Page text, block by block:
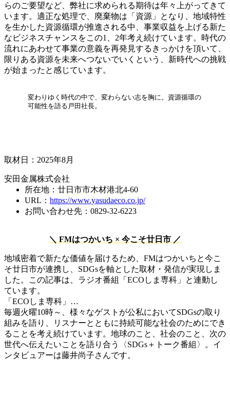
らのご要望など、弊社に求められる期待は年々上がってきて
います。適正な処理で、廃棄物は「資源」となり、地域特性
を生かした資源循環が推進される中、事業収益を上げる新た
なビジネスチャンスをこの1、2年考え続けています。時代の
流れにあわせて事業の意義を再発見するきっかけを頂いて、
限りある資源を未来へつないでいくという、新時代への挑戦
が始まったと感じています。
変わりゆく時代の中で、変わらない志を胸に。資源循環の
可能性を語る戸田社長。
取材日：2025年8月
安田金属株式会社
所在地：廿日市市木材港北4-60
URL： https://www.yasudaeco.co.jp/
お問い合わせ先：0829-32-6223
＼ FMはつかいち × 今こそ廿日市 ／
地域密着で新たな価値を届けるため、FMはつかいちと今こ
そ廿日市が連携し、SDGsを軸とした取材・発信が実現しま
した。この記事は、ラジオ番組「ECOしま専科」と連動し
ています。
「ECOしま専科」…
毎週火曜10時～、様々なゲストが公私においてSDGsの取り
組みを語り、リスナーとともに持続可能な社会のためにでき
ることを考え続けています。地球のこと、社会のこと、次の
世代へ伝えたいことを語り合う〈SDGs＋トーク番組〉。イ
ンタビュアーは藤井尚子さんです。